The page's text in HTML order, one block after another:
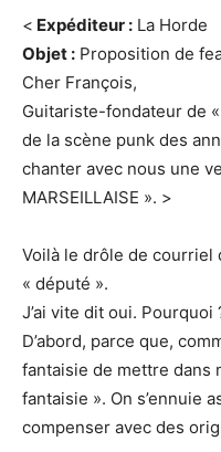
< Expéditeur : La Horde
Objet : Proposition de
Cher François,
Guitariste-fondateur de
de la scène punk des
chanter avec nous une
MARSEILLAISE ». >
Voilà le drôle de courriel
« député ».
J’ai vite dit oui. Pourquoi
D’abord, parce que,
fantaisie de mettre dans
fantaisie ». On s’ennuie
compenser avec des